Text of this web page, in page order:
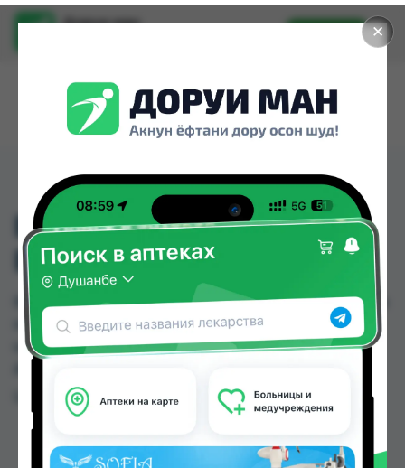
✕
Доруи ман
Установить
B-01 ШЕЙНЫЙ
ВОРОТНИК CH
B-01 ШЕЙНЫЙ ВОРОТНИК CH можно купить или
заказать в аптеках, Арча, Арча (медтехник) по
цене от 121.00 TJS до 121.00 TJS в Душанбе и
Цена: от121.00 TJS